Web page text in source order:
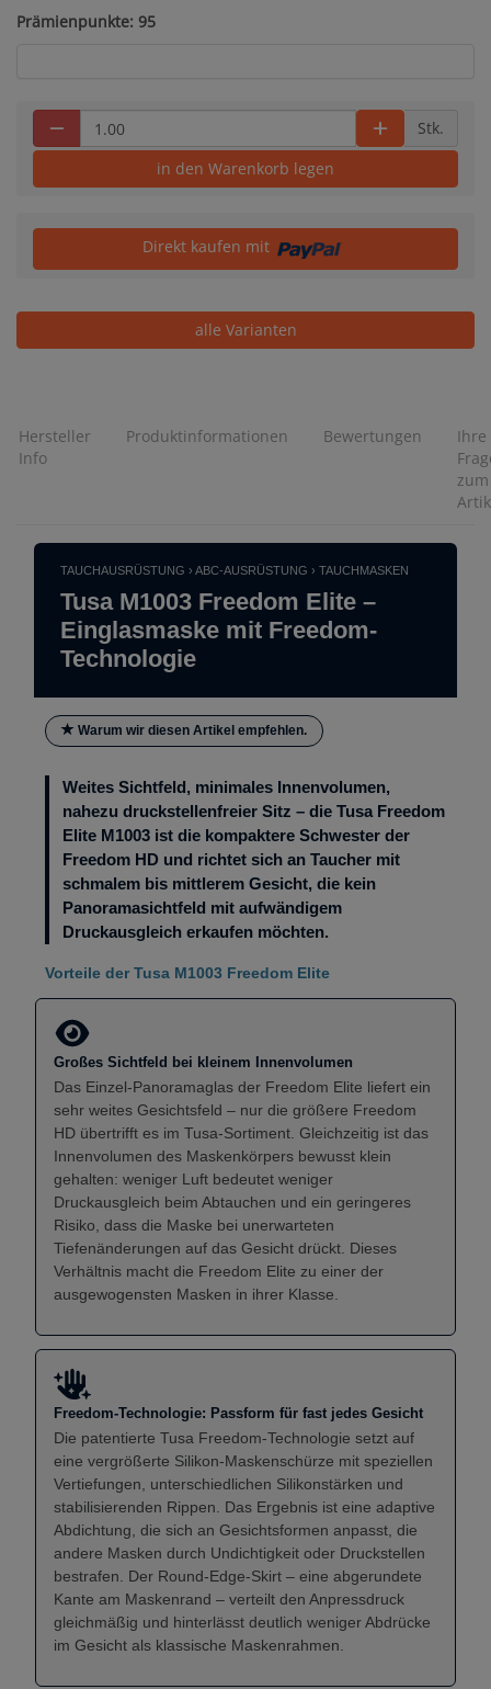
Prämienpunkte: 95
Stk.
in den Warenkorb legen
Direkt kaufen mit
alle Varianten
Hersteller
Info
Produktinformationen Bewertungen
Ihre
zum
TAUCHAUSRÜSTUNG › ABC-AUSRÜSTUNG › TAUCHMASKEN
Tusa M1003 Freedom Elite –
Einglasmaske mit Freedom-
Technologie
Warum wir diesen Artikel empfehlen.
Weites Sichtfeld, minimales Innenvolumen,
nahezu druckstellenfreier Sitz – die Tusa Freedom
Elite M1003 ist die kompaktere Schwester der
Freedom HD und richtet sich an Taucher mit
schmalem bis mittlerem Gesicht, die kein
Panoramasichtfeld mit aufwändigem
Druckausgleich erkaufen möchten.
Vorteile der Tusa M1003 Freedom Elite
Großes Sichtfeld bei kleinem Innenvolumen
Das Einzel-Panoramaglas der Freedom Elite liefert ein
sehr weites Gesichtsfeld – nur die größere Freedom
HD übertrifft es im Tusa-Sortiment. Gleichzeitig ist das
Innenvolumen des Maskenkörpers bewusst klein
gehalten: weniger Luft bedeutet weniger
Druckausgleich beim Abtauchen und ein geringeres
Risiko, dass die Maske bei unerwarteten
Tiefenänderungen auf das Gesicht drückt. Dieses
Verhältnis macht die Freedom Elite zu einer der
ausgewogensten Masken in ihrer Klasse.
Freedom-Technologie: Passform für fast jedes Gesicht
Die patentierte Tusa Freedom-Technologie setzt auf
eine vergrößerte Silikon-Maskenschürze mit speziellen
Vertiefungen, unterschiedlichen Silikonstärken und
stabilisierenden Rippen. Das Ergebnis ist eine adaptive
Abdichtung, die sich an Gesichtsformen anpasst, die
andere Masken durch Undichtigkeit oder Druckstellen
bestrafen. Der Round-Edge-Skirt – eine abgerundete
Kante am Maskenrand – verteilt den Anpressdruck
gleichmäßig und hinterlässt deutlich weniger Abdrücke
im Gesicht als klassische Maskenrahmen.